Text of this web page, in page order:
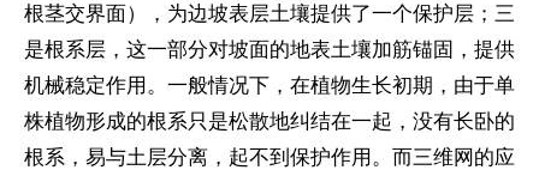
根茎交界面），为边坡表层土壤提供了一个保护层；三
是根系层，这一部分对坡面的地表土壤加筋锚固，提供
机械稳定作用。一般情况下，在植物生长初期，由于单
株植物形成的根系只是松散地纠结在一起，没有长卧的
根系，易与土层分离，起不到保护作用。而三维网的应